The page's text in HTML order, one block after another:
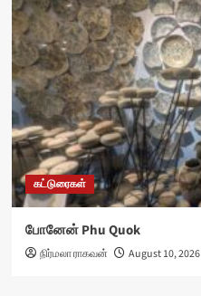
கட்டுரைகள்
போனேன் Phu Quok
நிர்மலா ராகவன் August 10, 2026